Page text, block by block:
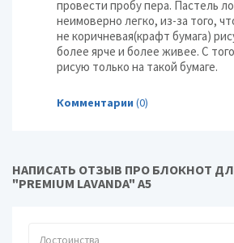
провести пробу пера. Пастель
неимоверно легко, из-за того,
не коричневая(крафт бумага)
более ярче и более живее. С
рисую только на такой бумаге.
Комментарии (0)
НАПИСАТЬ ОТЗЫВ ПРО БЛОКНОТ
"PREMIUM LAVANDA" А5